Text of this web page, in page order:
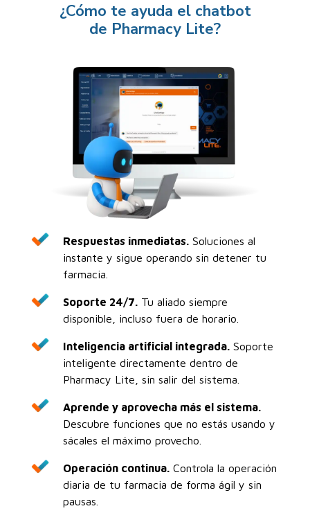
¿Cómo te ayuda el chatbot
de Pharmacy Lite?
Respuestas inmediatas. Soluciones al
instante y sigue operando sin detener tu
farmacia.
Soporte 24/7.
Tu aliado siempre
disponible, incluso fuera de horario.
Inteligencia artificial integrada. Soporte
inteligente directamente dentro de
Pharmacy Lite, sin salir del sistema.
Aprende y aprovecha más el sistema.
Descubre funciones que no estás usando y
sácales el máximo provecho.
Operación continua. Controla la operación
diaria de tu farmacia de forma ágil y sin
pausas.